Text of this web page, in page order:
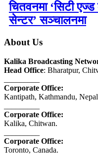
चितवनमा ‘सिटी
सेन्टर’ सञ्चालनमा
About Us
Kalika Broadcasting
Head Office: Bharatpur,
Corporate Office:
Kantipath, Kathmandu,
Corporate Office:
Kalika, Chitwan.
Corporate Office:
Toronto, Canada.